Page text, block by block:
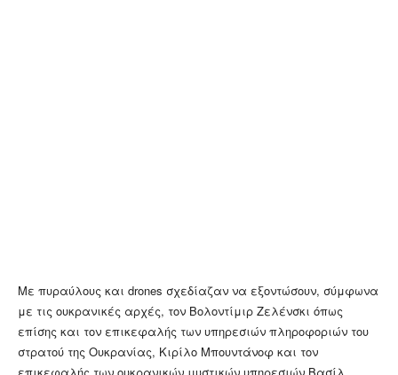
Με πυραύλους και drones σχεδίαζαν να εξοντώσουν, σύμφωνα
με τις ουκρανικές αρχές, τον Βολοντίμιρ Ζελένσκι όπως
επίσης και τον επικεφαλής των υπηρεσιών πληροφοριών του
στρατού της Ουκρανίας, Κιρίλο Μπουντάνοφ και τον